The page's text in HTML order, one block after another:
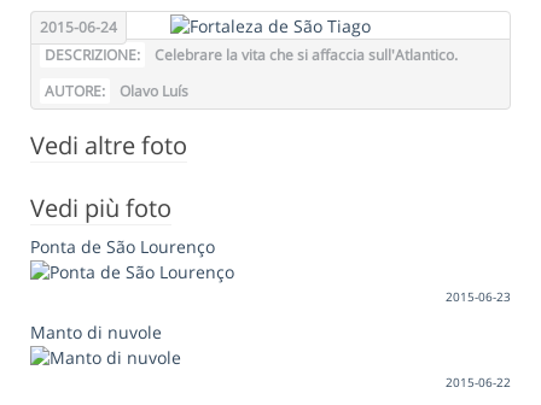
2015-06-24
DESCRIZIONE:
Celebrare la vita che si affaccia sull'Atlantico.
AUTORE:
Olavo Luís
Vedi altre foto
Vedi più foto
Ponta de São Lourenço
2015-06-23
Manto di nuvole
2015-06-22